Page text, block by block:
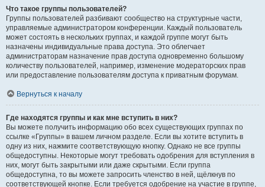
Что такое группы пользователей?
Группы пользователей разбивают сообщество на структурные части,
управляемые администратором конференции. Каждый пользователь
может состоять в нескольких группах, и каждой группе могут быть
назначены индивидуальные права доступа. Это облегчает
администраторам назначение прав доступа одновременно большому
количеству пользователей, например, изменение модераторских прав
или предоставление пользователям доступа к приватным форумам.
Вернуться к началу
Где находятся группы и как мне вступить в них?
Вы можете получить информацию обо всех существующих группах по
ссылке «Группы» в вашем личном разделе. Если вы хотите вступить в
одну из них, нажмите соответствующую кнопку. Однако не все группы
общедоступны. Некоторые могут требовать одобрения для вступления в
них, могут быть закрытыми или даже скрытыми. Если группа
общедоступна, то вы можете запросить членство в ней, щёлкнув по
соответствующей кнопке. Если требуется одобрение на участие в группе,